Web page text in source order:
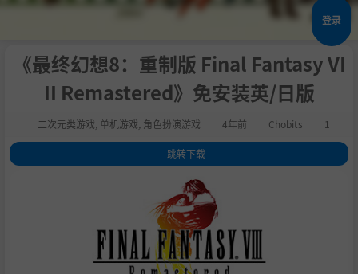
登录
《最终幻想8：重制版 Final Fantasy VI
II Remastered》免安装英/日版
二次元类游戏 单机游戏 角色扮演游戏 4年前 Chobits 1
跳转下载